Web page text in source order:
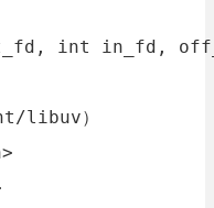
int in_fd,
libuv）